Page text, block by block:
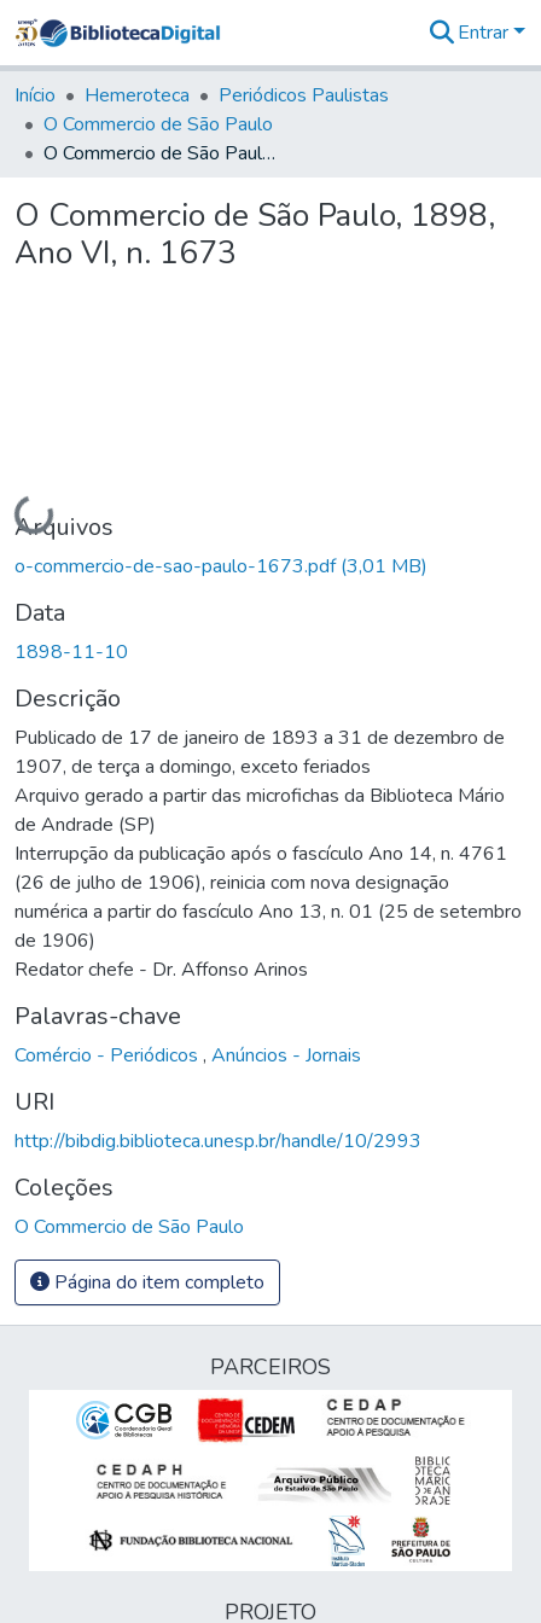
&
Coleções
Tudo na
Biblioteca
Estatísticas
Entrar
Início Hemeroteca
Periódicos Paulistas
O Commercio de São Paulo
O Commercio de São Paulo, 1898, Ano VI, n. 1673
O Commercio de São Paulo, 1898,
Ano VI, n. 1673
Carregando...
Arquivos
o-commercio-de-sao-paulo-1673.pdf(3,01 MB)
Data
1898-11-10
Descrição
Publicado de 17 de janeiro de 1893 a 31 de dezembro de
1907, de terça a domingo, exceto feriados
Arquivo gerado a partir das microfichas da Biblioteca Mário
de Andrade (SP)
Interrupção da publicação após o fascículo Ano 14, n. 4761
(26 de julho de 1906), reinicia com nova designação
numérica a partir do fascículo Ano 13, n. 01 (25 de setembro
de 1906)
Redator chefe - Dr. Affonso Arinos
Palavras-chave
Comércio - Periódicos , Anúncios - Jornais
URI
http://bibdig.biblioteca.unesp.br/handle/10/2993
Coleções
O Commercio de São Paulo
Página do item completo
PARCEIROS
PROJETO